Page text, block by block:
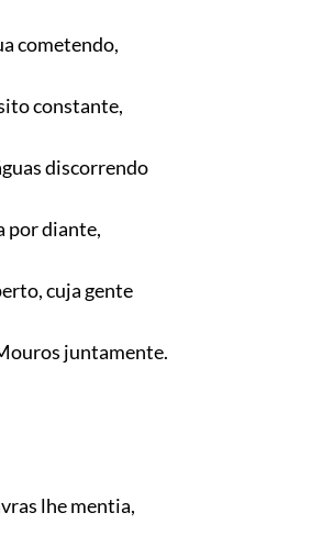
cometendo,
constante,
discorrendo
por diante,
cuja gente
juntamente.
lhe mentia,